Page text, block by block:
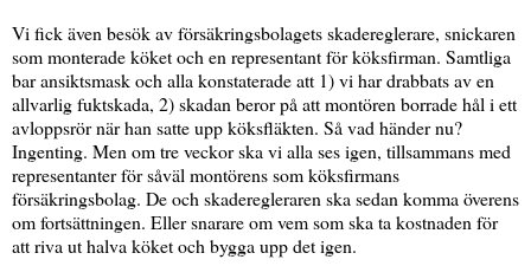
Vi fick även besök av försäkringsbolagets skadereglerare, snickaren
som monterade köket och en representant för köksfirman. Samtliga
bar ansiktsmask och alla konstaterade att 1) vi har drabbats av en
allvarlig fuktskada, 2) skadan beror på att montören borrade hål i ett
avloppsrör när han satte upp köksfläkten. Så vad händer nu?
Ingenting. Men om tre veckor ska vi alla ses igen, tillsammans med
representanter för såväl montörens som köksfirmans
försäkringsbolag. De och skaderegleraren ska sedan komma överens
om fortsättningen. Eller snarare om vem som ska ta kostnaden för
att riva ut halva köket och bygga upp det igen.